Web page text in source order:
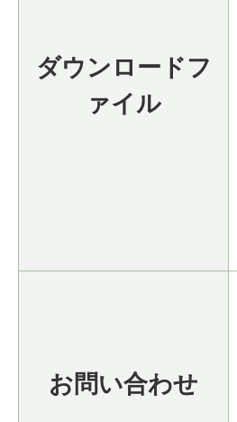
ダウンロードフ
ァイル
お問い合わせ